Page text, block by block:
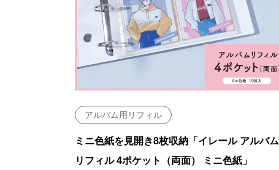
アルバム用リフィル
ミニ色紙を見開き8枚収納「イレール アルバム
リフィル 4ポケット（両面） ミニ色紙」